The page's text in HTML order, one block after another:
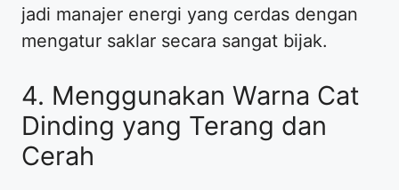
jadi manajer energi yang cerdas dengan
mengatur saklar secara sangat bijak.
4. Menggunakan Warna Cat
Dinding yang Terang dan
Cerah